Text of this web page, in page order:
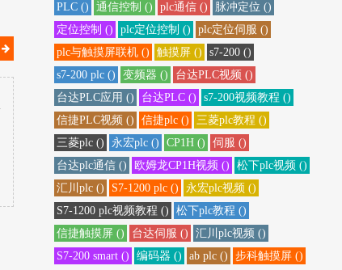
PLC () 通信控制 () plc通信 ()
脉冲定位 ()
定位控制 ()
plc定位控制 ()
plc定位伺服 ()
plc与触摸屏联机 ()
触摸屏 ()
s7-200 ()
s7-200 plc ()
变频器 ()
台达PLC视频 ()
台达PLC应用 ()
台达PLC ()
s7-200视频教程 ()
信捷PLC视频 ()
信捷plc ()
三菱plc教程 ()
三菱plc ()
永宏plc () CP1H ()
伺服 ()
台达plc通信 ()
欧姆龙CP1H视频 ()
松下plc视频 ()
汇川plc ()
S7-1200 plc ()
永宏plc视频 ()
S7-1200 plc视频教程 ()
松下plc教程 ()
信捷触摸屏 ()
台达伺服 ()
汇川plc视频 ()
S7-200 smart ()
编码器 () ab plc () 步科触摸屏 ()